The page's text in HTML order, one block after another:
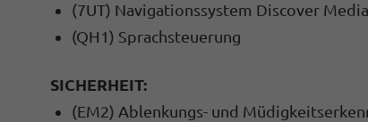
(7UT) Navigationssystem Discover Media
(QH1) Sprachsteuerung
SICHERHEIT:
(EM2) Ablenkungs- und